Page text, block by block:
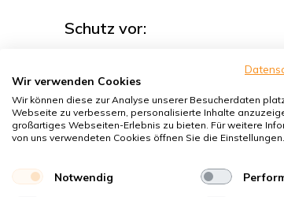
Schutz vor:
Hausstaubmilben
Bakterien, Smog
Wir verwenden Cookies
Wir können diese zur Analyse unserer Besucherdaten
Webseite zu verbessern, personalisierte Inhalte
großartiges Webseiten-Erlebnis zu bieten. Für weitere
von uns verwendeten Cookies öffnen Sie die Einstellungen.
Notwendig